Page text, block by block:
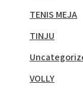
TENIS MEJA
TINJU
VOLLY